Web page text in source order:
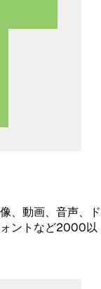
、動画、音声、ド
ントなど2000以